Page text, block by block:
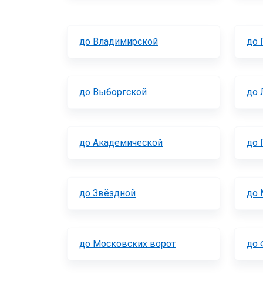
до Владимирской до
до Выборгской до
до Академической до
до Звёздной до
до Московских ворот до